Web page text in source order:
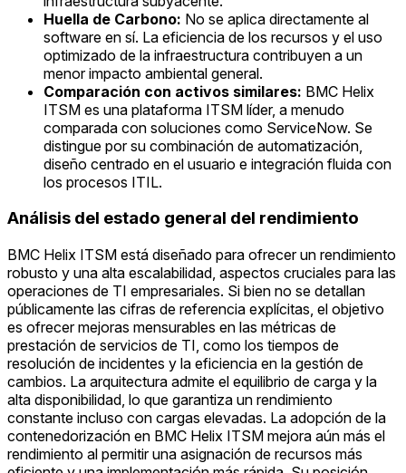
Huella de Carbono: No se aplica directamente al
software en sí. La eficiencia de los recursos y el uso
optimizado de la infraestructura contribuyen a un
menor impacto ambiental general.
Comparación con activos similares: BMC Helix
ITSM es una plataforma ITSM líder, a menudo
comparada con soluciones como ServiceNow. Se
distingue por su combinación de automatización,
diseño centrado en el usuario e integración fluida con
los procesos ITIL.
Análisis del estado general del rendimiento
BMC Helix ITSM está diseñado para ofrecer un rendimiento
robusto y una alta escalabilidad, aspectos cruciales para las
operaciones de TI empresariales. Si bien no se detallan
públicamente las cifras de referencia explícitas, el objetivo
es ofrecer mejoras mensurables en las métricas de
prestación de servicios de TI, como los tiempos de
resolución de incidentes y la eficiencia en la gestión de
cambios. La arquitectura admite el equilibrio de carga y la
alta disponibilidad, lo que garantiza un rendimiento
constante incluso con cargas elevadas. La adopción de la
contenedorización en BMC Helix ITSM mejora aún más el
rendimiento al permitir una asignación de recursos más